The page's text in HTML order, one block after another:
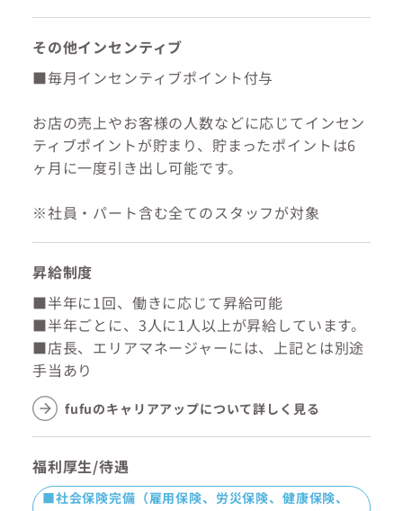
その他インセンティブ
■毎月インセンティブポイント付与
お店の売上やお客様の人数などに応じてインセン
ティブポイントが貯まり、貯まったポイントは6
ヶ月に一度引き出し可能です。
※社員・パート含む全てのスタッフが対象
昇給制度
■半年に1回、働きに応じて昇給可能
■半年ごとに、3人に1人以上が昇給しています。
■店長、エリアマネージャーには、上記とは別途
手当あり
fufuのキャリアアップについて詳しく見る
福利厚生/待遇
■社会保険完備（雇用保険、労災保険、健康保険、